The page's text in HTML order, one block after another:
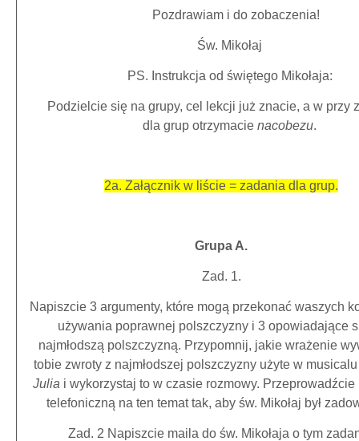
Pozdrawiam i do zobaczenia!
Św. Mikołaj
PS. Instrukcja od świętego Mikołaja:
Podzielcie się na grupy, cel lekcji już znacie, a w przy
dla grup otrzymacienacobezu.
2a. Załącznik w liście = zadania dla grup.
Grupa A.
Zad. 1.
Napiszcie 3 argumenty, które mogą przekonać waszych
używania poprawnej polszczyzny i 3 opowiadające
najmłodszą polszczyzną. Przypomnij, jakie wrażenie
tobie zwroty z najmłodszej polszczyzny użyte w
Julia i wykorzystaj to w czasie rozmowy. Przeprowadźcie
telefoniczną na ten temat tak, aby św. Mikołaj był
Zad. 2 Napiszcie maila do św. Mikołaja o tym